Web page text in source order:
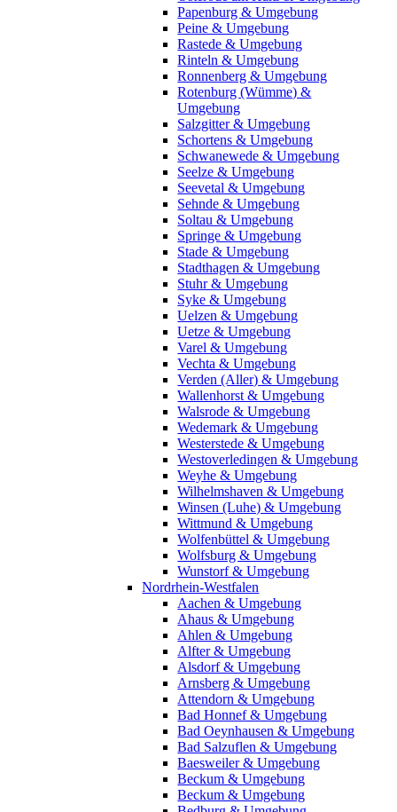
Papenburg & Umgebung
Peine & Umgebung
Rastede & Umgebung
Rinteln & Umgebung
Ronnenberg & Umgebung
Rotenburg (Wümme) &
Umgebung
Salzgitter & Umgebung
Schortens & Umgebung
Schwanewede & Umgebung
Seelze & Umgebung
Seevetal & Umgebung
Sehnde & Umgebung
Soltau & Umgebung
Springe & Umgebung
Stade & Umgebung
Stadthagen & Umgebung
Stuhr & Umgebung
Syke & Umgebung
Uelzen & Umgebung
Uetze & Umgebung
Varel & Umgebung
Vechta & Umgebung
Verden (Aller) & Umgebung
Wallenhorst & Umgebung
Walsrode & Umgebung
Wedemark & Umgebung
Westerstede & Umgebung
Westoverledingen & Umgebung
Weyhe & Umgebung
Wilhelmshaven & Umgebung
Winsen (Luhe) & Umgebung
Wittmund & Umgebung
Wolfenbüttel & Umgebung
Wolfsburg & Umgebung
Wunstorf & Umgebung
Nordrhein-Westfalen
Aachen & Umgebung
Ahaus & Umgebung
Ahlen & Umgebung
Alfter & Umgebung
Alsdorf & Umgebung
Arnsberg & Umgebung
Attendorn & Umgebung
Bad Honnef & Umgebung
Bad Oeynhausen & Umgebung
Bad Salzuflen & Umgebung
Baesweiler & Umgebung
Beckum & Umgebung
Beckum & Umgebung